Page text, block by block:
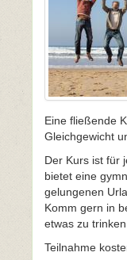
Eine fließende
Gleichgewicht
Der Kurs ist für
bietet eine
gelungenen
Komm gern in
etwas zu
Teilnahme